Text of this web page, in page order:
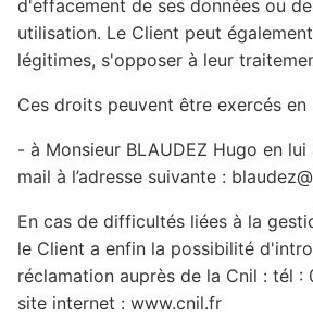
d'effacement de ses données ou
utilisation. Le Client peut
légitimes, s'opposer à leur
Ces droits peuvent être exercés en
- à Monsieur BLAUDEZ Hugo en
mail à l’adresse suivante :
En cas de difficultés liées à la
le Client a enfin la possibilité
réclamation auprès de la Cnil : tél
site internet : www.cnil.fr